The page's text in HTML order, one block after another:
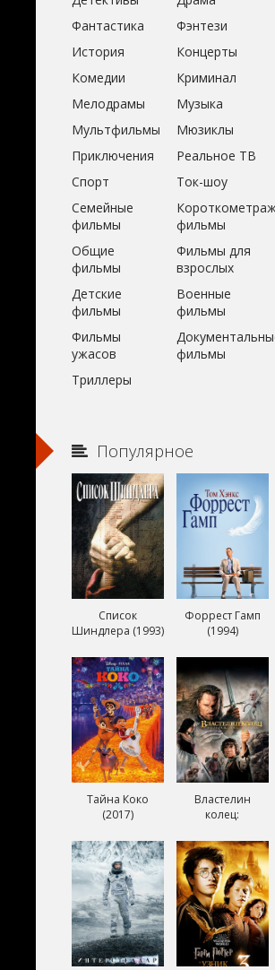
Фантастика
Фэнтези
История
Концерты
Комедии
Криминал
Мелодрамы
Музыка
Мультфильмы
Мюзиклы
Приключения
Реальное ТВ
Спорт
Ток-шоу
Семейные
фильмы
фильмы
Общие
фильмы
Фильмы для
взрослых
Детские
фильмы
Военные
фильмы
Фильмы
ужасов
фильмы
Триллеры
Популярное
Список
Шиндлера (1993)
Форрест Гамп
(1994)
Тайна Коко
(2017)
Властелин
колец:
короля (2003)